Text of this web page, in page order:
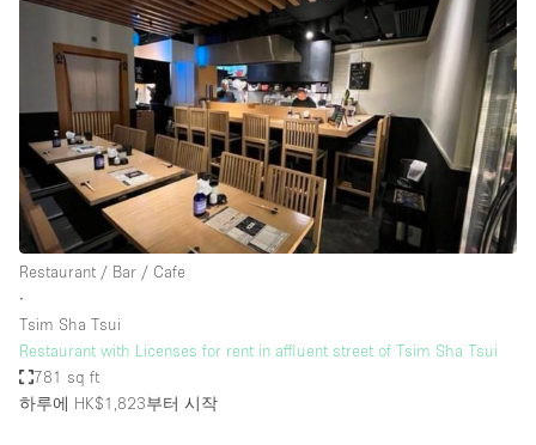
Restaurant / Bar / Cafe
∙
Tsim Sha Tsui
Restaurant with Licenses for rent in affluent street of Tsim Sha Tsui
781 sq ft
하루에 HK$1,823부터 시작